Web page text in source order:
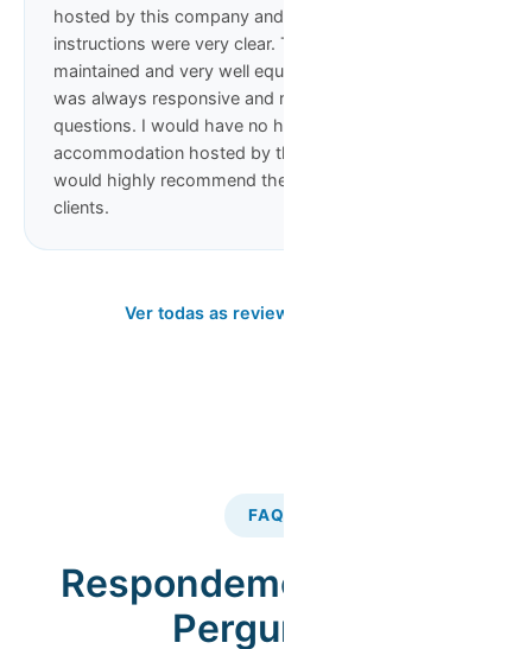
hosted by this company and all details and
instructions were very clear. The apartment was well
maintained and very well equipped. The company
was always responsive and replied quickly to any
questions. I would have no hesitation in staying in
accommodation hosted by this company again and
would highly recommend them to other potential
clients.
Ver todas as reviews no Google
FAQ
Respondemos às suas
Perguntas